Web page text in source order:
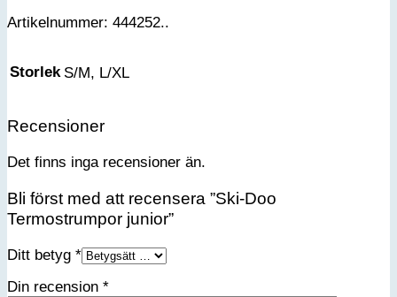
Artikelnummer: 444252..
Storlek S/M, L/XL
Recensioner
Det finns inga recensioner än.
Bli först med att recensera ”Ski-Doo
Termostrumpor junior”
Ditt betyg *
Din recension *